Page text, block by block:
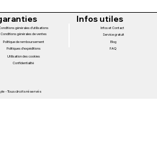
Infos utiles
générales d'utilisations
Conditions générales de ventes
Infos et Contact
Politique de remboursement
Service gratuit
Politiques d'expéditions
Blog
Confidentialité
Utilisation des cookies
FAQ
- Tous droits réservés